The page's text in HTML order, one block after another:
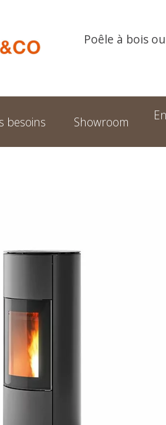
Poêle à bois
besoins Showroom